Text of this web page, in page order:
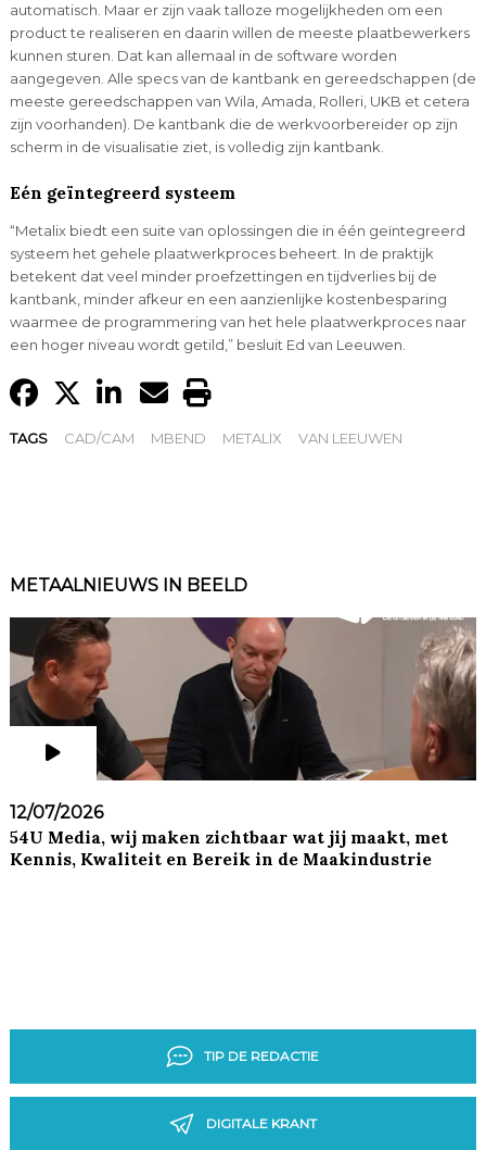
automatisch. Maar er zijn vaak talloze mogelijkheden om een
product te realiseren en daarin willen de meeste plaatbewerkers
kunnen sturen. Dat kan allemaal in de software worden
aangegeven. Alle specs van de kantbank en gereedschappen (de
meeste gereedschappen van Wila, Amada, Rolleri, UKB et cetera
zijn voorhanden). De kantbank die de werkvoorbereider op zijn
scherm in de visualisatie ziet, is volledig zijn kantbank.
Eén geïntegreerd systeem
“Metalix biedt een suite van oplossingen die in één geïntegreerd
systeem het gehele plaatwerkproces beheert. In de praktijk
betekent dat veel minder proefzettingen en tijdverlies bij de
kantbank, minder afkeur en een aanzienlijke kostenbesparing
waarmee de programmering van het hele plaatwerkproces naar
een hoger niveau wordt getild,” besluit Ed van Leeuwen.
TAGS CAD/CAM MBEND METALIX VAN LEEUWEN
METAALNIEUWS IN BEELD
12/07/2026
54U Media, wij maken zichtbaar wat jij maakt, met
Kennis, Kwaliteit en Bereik in de Maakindustrie
TIP DE REDACTIE
DIGITALE KRANT